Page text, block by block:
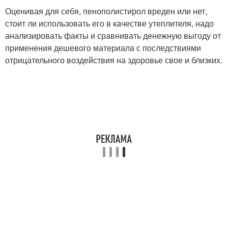
Оценивая для себя, пенополистирол вреден или нет,
стоит ли использовать его в качестве утеплителя, надо
анализировать факты и сравнивать денежную выгоду от
применения дешевого материала с последствиями
отрицательного воздействия на здоровье свое и близких.